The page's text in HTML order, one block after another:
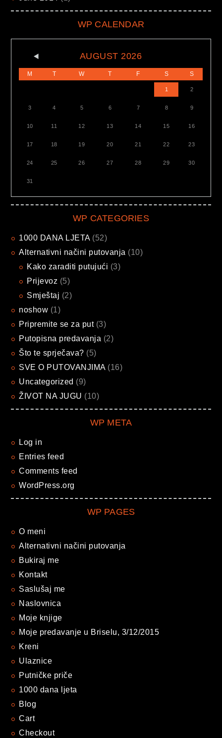
WP CALENDAR
AUGUST 2026
M T W T F S S
1 2
3 4 5 6 7 8 9
10 11 12 13 14 15 16
17 18 19 20 21 22 23
24 25 26 27 28 29 30
31
WP CATEGORIES
1000 DANA LJETA(52)
Alternativni načini putovanja (10)
Kako zaraditi putujući (3)
Prijevoz (5)
Smještaj (2)
noshow (1)
Pripremite se za put(3)
Putopisna predavanja (2)
Što te sprječava? (5)
SVE O PUTOVANJIMA(16)
Uncategorized (9)
ŽIVOT NA JUGU (10)
WP META
Log in
Entries feed
Comments feed
WordPress.org
WP PAGES
O meni
Alternativni načini putovanja
Bukiraj me
Kontakt
Saslušaj me
Naslovnica
Moje knjige
Moje predavanje u Briselu, 3/12/2015
Kreni
Ulaznice
Putničke priče
1000 dana ljeta
Blog
Cart
Checkout